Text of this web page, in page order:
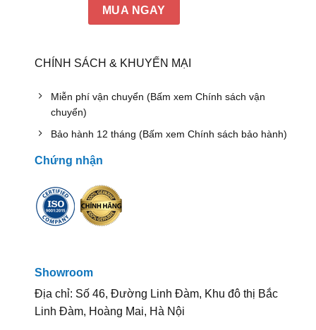
MUA NGAY
CHÍNH SÁCH & KHUYẾN MẠI
Miễn phí vận chuyển (Bấm xem Chính sách vận
chuyển)
Bảo hành 12 tháng (Bấm xem Chính sách bảo hành)
Chứng nhận
Showroom
Địa chỉ: Số 46, Đường Linh Đàm, Khu đô thị Bắc
Linh Đàm, Hoàng Mai, Hà Nội